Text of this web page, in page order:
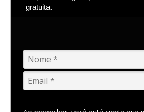
gratuita.